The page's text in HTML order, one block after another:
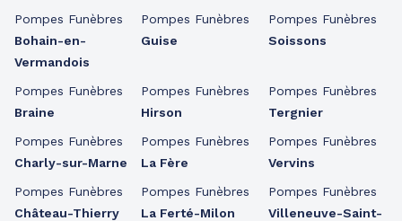
Pompes Funèbres
Bohain-en-
Vermandois
Pompes Funèbres
Braine
Pompes Funèbres
Charly-sur-Marne
Pompes Funèbres
Château-Thierry
Pompes Funèbres
Guise
Pompes Funèbres
Hirson
Pompes Funèbres
La Fère
Pompes Funèbres
La Ferté-Milon
Pompes Funèbres
Soissons
Pompes Funèbres
Tergnier
Pompes Funèbres
Vervins
Pompes Funèbres
Villeneuve-Saint-